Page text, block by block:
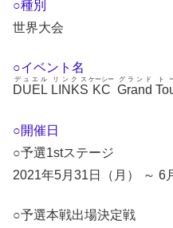
○種別
世界大会
○イベント名
DUEL
デュエル
LINKS
リンクス
KC
ケーシー
Grand
グランド ト
○開催日
○予選1stステージ
2021年5月31日（月） ～ 6
○予選本戦出場決定戦